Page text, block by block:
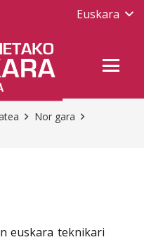
Euskara
Nor gara
euskara teknikari